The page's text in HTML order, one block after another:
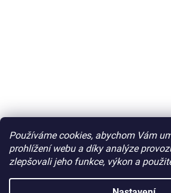
Používáme cookies, abychom Vám
prohlížení webu a díky analýze
zlepšovali jeho funkce, výkon a